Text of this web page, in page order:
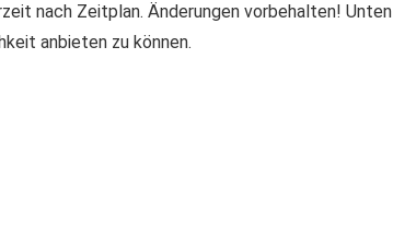
nach Zeitplan. Änderungen vorbehalten! Unten
anbieten zu können.